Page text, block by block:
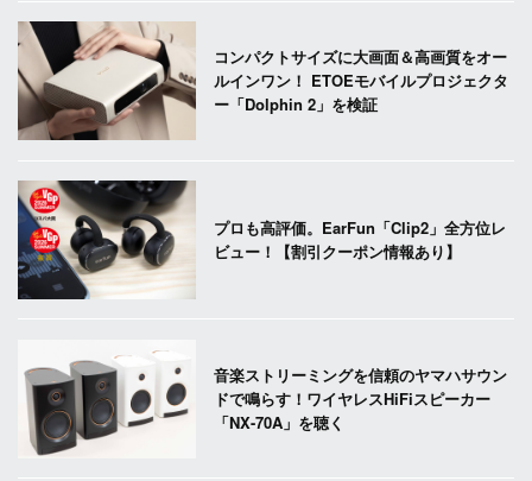
コンパクトサイズに大画面＆高画質をオー
ルインワン！ ETOEモバイルプロジェクタ
ー「Dolphin 2」を検証
プロも高評価。EarFun「Clip2」全方位レ
ビュー！【割引クーポン情報あり】
音楽ストリーミングを信頼のヤマハサウン
ドで鳴らす！ワイヤレスHiFiスピーカー
「NX-70A」を聴く